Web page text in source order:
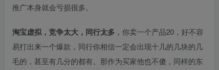
推广本身就会亏损很多。
淘宝虚拟，竞争太大，同行太多 ，你卖一个产品20，好不容
易打出来一个爆款，同行你相信一定会出现十几的几块的几
毛的，甚至有几分的都有。那作为买家他也不傻，同样的东